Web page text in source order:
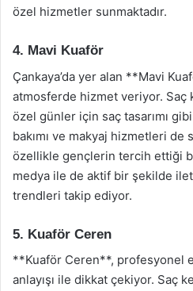
özel hizmetler sunmaktadır.
4. Mavi Kuaför
Çankaya’da yer alan **Mavi
atmosferde hizmet veriyor. Saç
özel günler için saç tasarımı
bakımı ve makyaj hizmetleri de
özellikle gençlerin tercih ettiği
medya ile de aktif bir şekilde
trendleri takip ediyor.
5. Kuaför Ceren
**Kuaför Ceren**, profesyonel
anlayışı ile dikkat çekiyor. Saç